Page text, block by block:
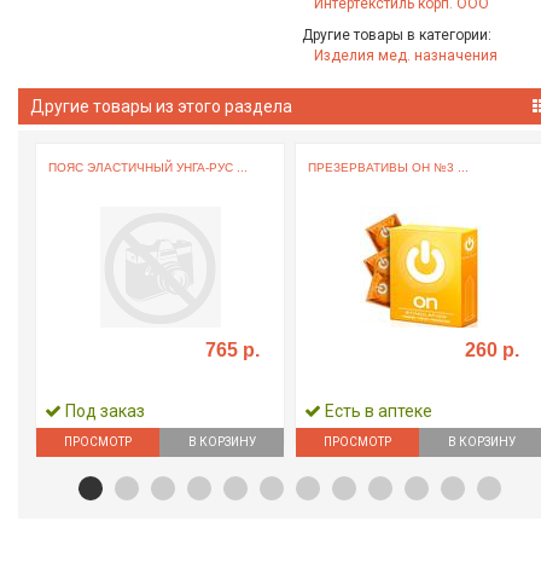
Интертекстиль корп. ООО
Другие товары в категории:
Изделия мед. назначения
Другие товары из этого раздела
ПОЯС ЭЛАСТИЧНЫЙ УНГА-РУС ...
765 р.
Под заказ
ПРОСМОТР В КОРЗИНУ
ПРЕЗЕРВАТИВЫ ОН №3 ...
260 р.
Есть в аптеке
ПРОСМОТР В КОРЗИНУ